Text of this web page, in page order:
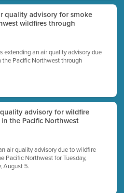
quality advisory for smoke
wildfires through
extending an air quality advisory due
Pacific Northwest through
advisory for wildfire
the Pacific Northwest
air quality advisory due to wildfire
Pacific Northwest for Tuesday,
August 5.